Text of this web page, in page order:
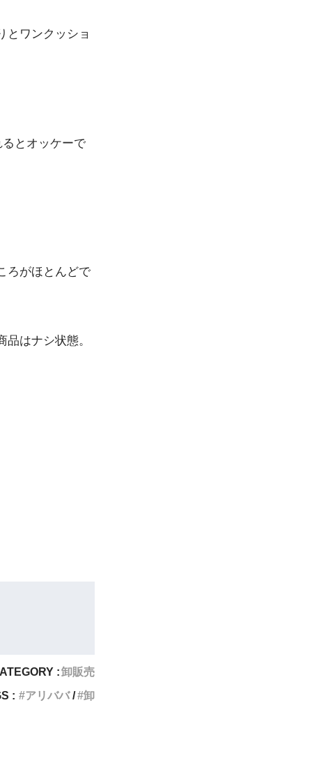
とワンクッショ
とオッケーで
ろがほとんどで
はナシ状態。
:卸販売
:
アリババ 卸